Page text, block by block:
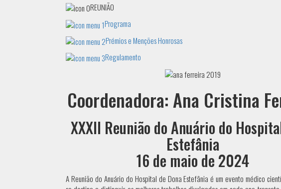
REUNIÃO
Programa
Prémios e Menções Honrosas
Regulamento
Coordenadora: Ana Cristina
XXXII Reunião do Anuário do
Estefânia
16 de maio de 2024
A Reunião do Anuário do Hospital de Dona Estefânia é um evento médico